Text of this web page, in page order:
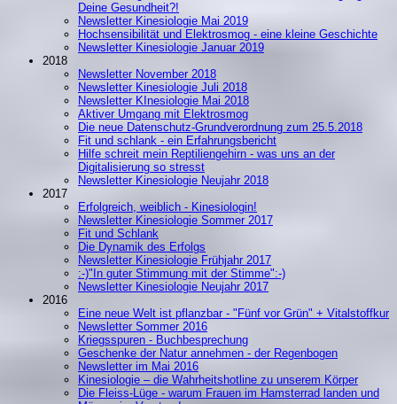
Deine Gesundheit?!
Newsletter Kinesiologie Mai 2019
Hochsensibilität und Elektrosmog - eine kleine Geschichte
Newsletter Kinesiologie Januar 2019
2018
Newsletter November 2018
Newsletter Kinesiologie Juli 2018
Newsletter KInesiologie Mai 2018
Aktiver Umgang mit Elektrosmog
Die neue Datenschutz-Grundverordnung zum 25.5.2018
Fit und schlank - ein Erfahrungsbericht
Hilfe schreit mein Reptiliengehirn - was uns an der
Digitalisierung so stresst
Newsletter Kinesiologie Neujahr 2018
2017
Erfolgreich, weiblich - Kinesiologin!
Newsletter Kinesiologie Sommer 2017
Fit und Schlank
Die Dynamik des Erfolgs
Newsletter Kinesiologie Frühjahr 2017
:-)"In guter Stimmung mit der Stimme":-)
Newsletter Kinesiologie Neujahr 2017
2016
Eine neue Welt ist pflanzbar - "Fünf vor Grün" + Vitalstoffkur
Newsletter Sommer 2016
Kriegsspuren - Buchbesprechung
Geschenke der Natur annehmen - der Regenbogen
Newsletter im Mai 2016
Kinesiologie – die Wahrheitshotline zu unserem Körper
Die Fleiss-Lüge - warum Frauen im Hamsterrad landen und